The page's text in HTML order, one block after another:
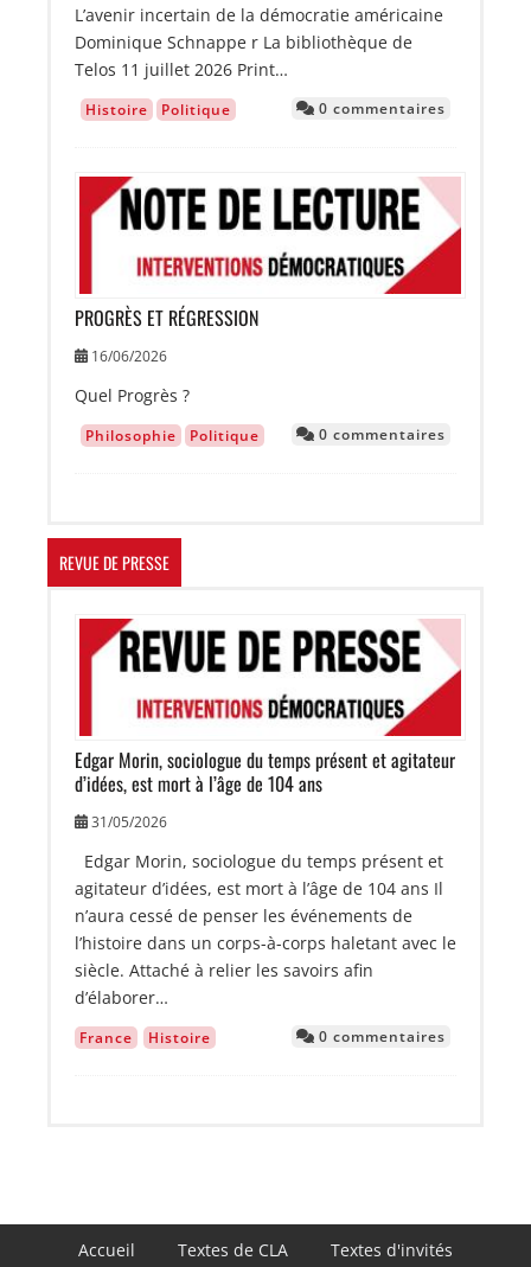
L’avenir incertain de la démocratie américaine
Dominique Schnappe r La bibliothèque de
Telos 11 juillet 2026 Print…
Histoire Politique 0 commentaires
Image
PROGRÈS ET RÉGRESSION
16/06/2026
Quel Progrès ?
Philosophie Politique 0 commentaires
REVUE DE PRESSE
Image
Edgar Morin, sociologue du temps présent et agitateur
d’idées, est mort à l’âge de 104 ans
31/05/2026
Edgar Morin, sociologue du temps présent et
agitateur d’idées, est mort à l’âge de 104 ans Il
n’aura cessé de penser les événements de
l’histoire dans un corps-à-corps haletant avec le
siècle. Attaché à relier les savoirs afin
d’élaborer…
France Histoire 0 commentaires
Navigation
Accueil Textes de CLA Textes d'invités